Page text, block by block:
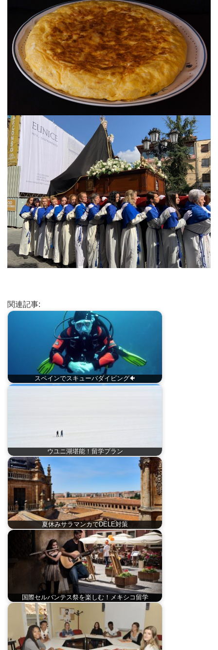
関連記事:
スペインでスキューバダイビング🐠
ウユニ湖堪能！留学プラン
夏休みサラマンカでDELE対策
国際セルバンテス祭を楽しむ！メキシコ留学